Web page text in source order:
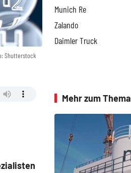
Shutterstock
Munich Re
Zalando
Daimler Truck
Mehr zum Thema